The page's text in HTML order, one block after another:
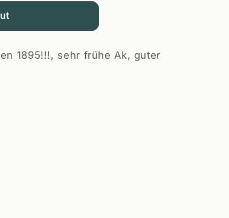
1895!!!, sehr frühe Ak, guter